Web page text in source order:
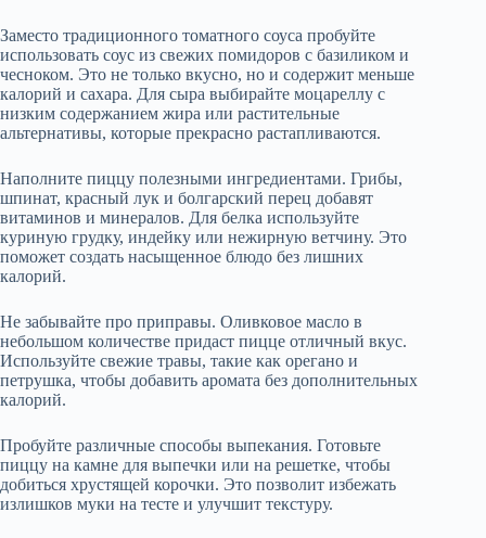
Заместо традиционного томатного соуса пробуйте
использовать соус из свежих помидоров с базиликом и
чесноком. Это не только вкусно, но и содержит меньше
калорий и сахара. Для сыра выбирайте моцареллу с
низким содержанием жира или растительные
альтернативы, которые прекрасно растапливаются.
Наполните пиццу полезными ингредиентами. Грибы,
шпинат, красный лук и болгарский перец добавят
витаминов и минералов. Для белка используйте
куриную грудку, индейку или нежирную ветчину. Это
поможет создать насыщенное блюдо без лишних
калорий.
Не забывайте про приправы. Оливковое масло в
небольшом количестве придаст пицце отличный вкус.
Используйте свежие травы, такие как орегано и
петрушка, чтобы добавить аромата без дополнительных
калорий.
Пробуйте различные способы выпекания. Готовьте
пиццу на камне для выпечки или на решетке, чтобы
добиться хрустящей корочки. Это позволит избежать
излишков муки на тесте и улучшит текстуру.